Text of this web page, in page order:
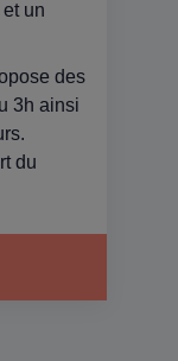
un
des
3h ainsi
du